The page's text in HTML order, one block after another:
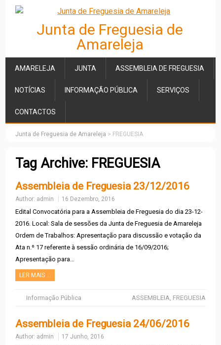
Junta de Freguesia de
Amareleja
AMARELEJA JUNTA ASSEMBLEIA DE FREGUESIA
NOTÍCIAS INFORMAÇÃO PÚBLICA SERVIÇOS
CONTACTOS
Junta de Freguesia de Amareleja > FREGUESIA
Tag Archive: FREGUESIA
Assembleia de Freguesia 23/12/2016
Author: admin 16 Dezembro, 2016
Edital Convocatória para a Assembleia de Freguesia do dia 23-12-
2016. Local: Sala de sessões da Junta de Freguesia de Amareleja
Ordem de Trabalhos: Apresentação para discussão e votação da
Ata n.º 17 referente à sessão ordinária de 16/09/2016;
Apresentação para…
LER MAIS …
Informação Pública ASSEMBLEIA, FREGUESIA
Assembleia de Freguesia 24/06/2016
Author: admin 17 Junho, 2016